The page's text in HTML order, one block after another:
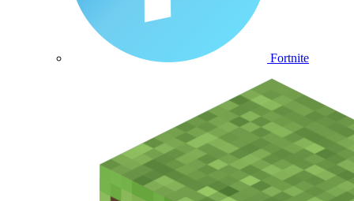
Fortnite